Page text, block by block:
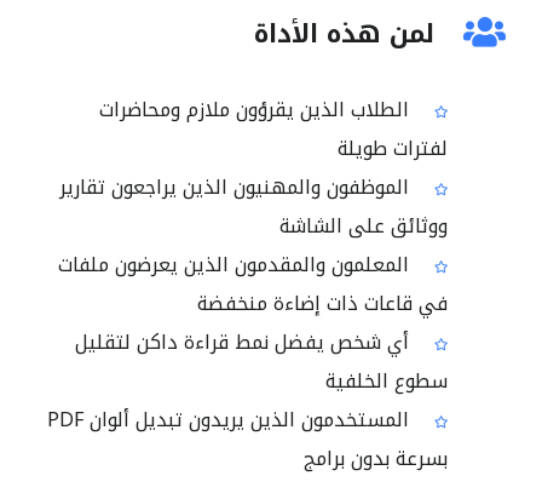
لمن هذه الأداة
الطلاب الذين يقرؤون ملازم ومحاضرات
لفترات طويلة
الموظفون والمهنيون الذين يراجعون تقارير
ووثائق على الشاشة
المعلمون والمقدمون الذين يعرضون ملفات
في قاعات ذات إضاءة منخفضة
أي شخص يفضل نمط قراءة داكن لتقليل
سطوع الخلفية
المستخدمون الذين يريدون تبديل ألوان PDF
بسرعة بدون برامج